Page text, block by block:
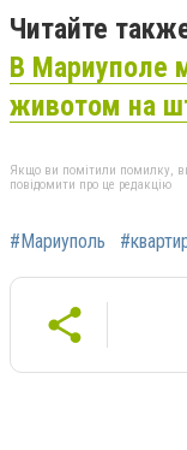
Читайте
В Мариуполе
животом на
Якщо ви помітили помилку,
повідомити про це редакцію
#Мариуполь